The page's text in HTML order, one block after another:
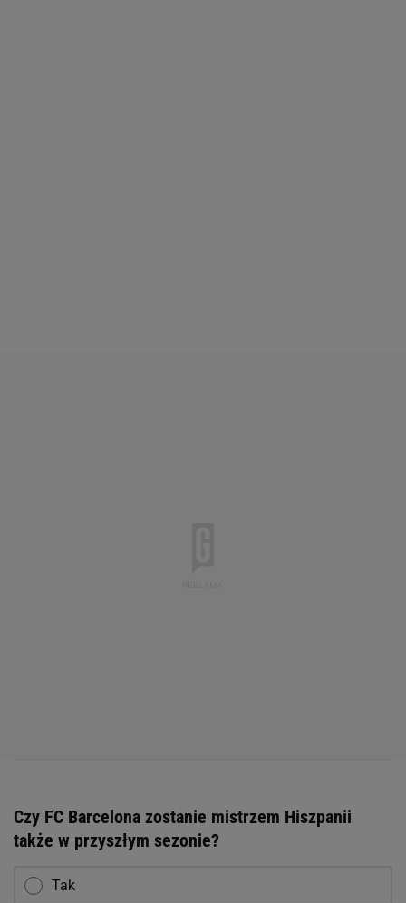
Czy FC Barcelona zostanie mistrzem Hiszpanii
także w przyszłym sezonie?
Tak